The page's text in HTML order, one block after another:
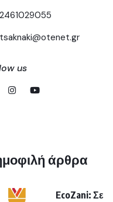
2461029055
tsaknaki@otenet.gr
us
άρθρα
EcoZani: Σε